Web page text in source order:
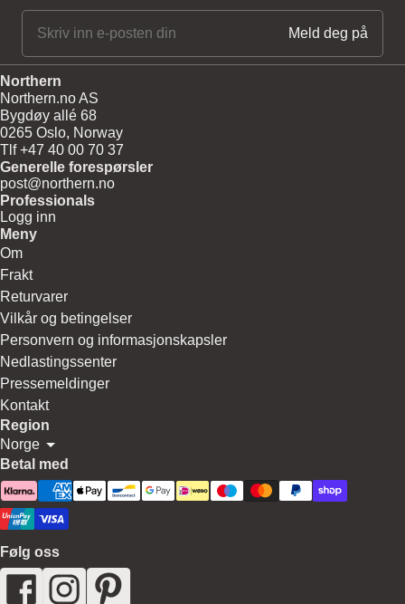
Northern
Northern.no AS
Bygdøy allé 68
0265 Oslo, Norway
Tlf +47 40 00 70 37
Generelle forespørsler
post@northern.no
Professionals
Logg inn
Meny
Om
Frakt
Returvarer
Vilkår og betingelser
Personvern og informasjonskapsler
Nedlastingssenter
Pressemeldinger
Kontakt
Region
Norge
Betal med
Følg oss